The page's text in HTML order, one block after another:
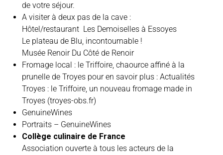
de votre séjour.
A visiter à deux pas de la cave :
Hôtel/restaurant Les Demoiselles à Essoyes
Le plateau de Blu, incontournable !
Musée Renoir Du Côté de Renoir
Fromage local : le Triffoire, chaource affiné à la
prunelle de Troyes pour en savoir plus : Actualités
Troyes : le Triffoire, un nouveau fromage made in
Troyes (troyes-obs.fr)
GenuineWines
Portraits – GenuineWines
Collège culinaire de France
Association ouverte à tous les acteurs de la